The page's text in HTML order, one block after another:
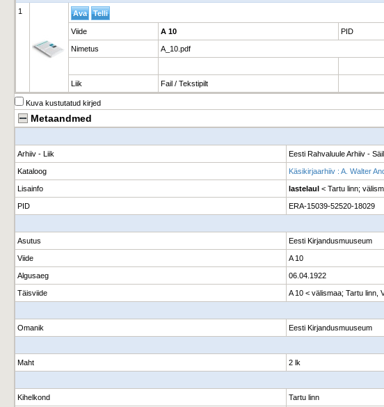
1
Viide A 10 PID
Nimetus A_10.pdf
Liik Fail / Tekstipilt
Kuva kustutatud kirjed
Metaandmed
Arhiiv - Liik Eesti Rahvaluule Arhiiv -
Kataloog Käsikirjaarhiiv : A. Walter
Lisainfo lastelaul < Tartu linn;
PID ERA-15039-52520-18029
Asutus Eesti Kirjandusmuuseum
Viide A 10
Algusaeg 06.04.1922
Täisviide A 10 < välismaa; Tartu linn,
Omanik Eesti Kirjandusmuuseum
Maht 2 lk
Kihelkond Tartu linn